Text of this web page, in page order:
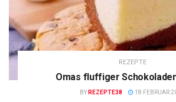
REZEPTE
Omas fluffiger
BY REZEPTE38 18 FEBRUAR